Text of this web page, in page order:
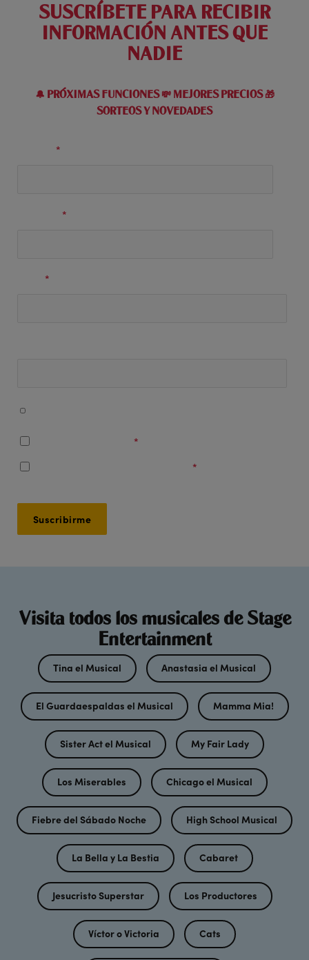
SUSCRÍBETE PARA RECIBIR
INFORMACIÓN ANTES QUE
NADIE
🔔 PRÓXIMAS FUNCIONES 💸 MEJORES PRECIOS 🎁
SORTEOS Y NOVEDADES
*
*
*
*
*
Visita todos los musicales de Stage
Entertainment
Tina el Musical Anastasia el Musical
El Guardaespaldas el Musical Mamma Mia!
Sister Act el Musical My Fair Lady
Los Miserables Chicago el Musical
Fiebre del Sábado Noche High School Musical
La Bella y La Bestia Cabaret
Jesucristo Superstar Los Productores
Víctor o Victoria Cats